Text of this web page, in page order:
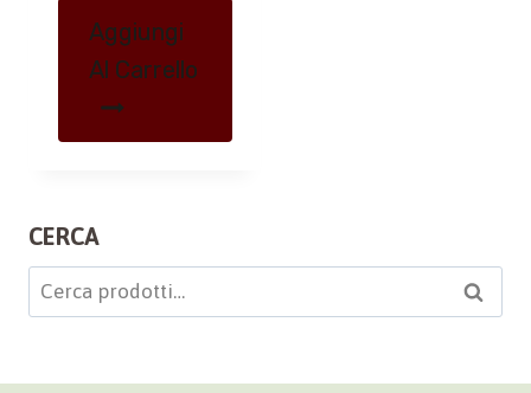
Aggiungi
Al Carrello
CERCA
Cerca: Cerca